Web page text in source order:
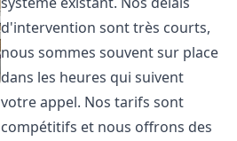
d'intervention sont très courts,
nous sommes souvent sur place
dans les heures qui suivent
votre appel. Nos tarifs sont
compétitifs et nous offrons des